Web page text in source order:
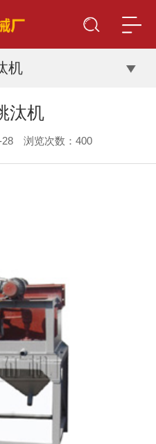
机
汰机
28 浏览次数： 400